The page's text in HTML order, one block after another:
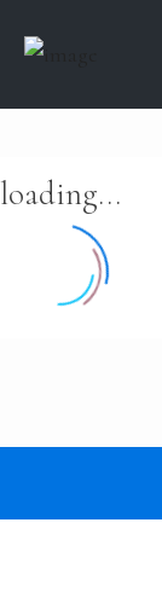
loading...